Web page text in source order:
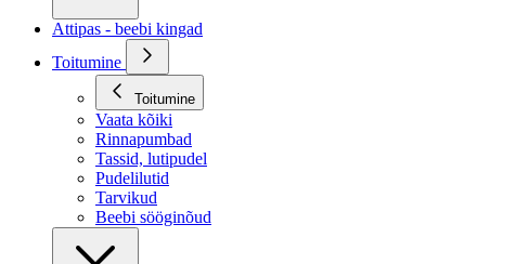
Attipas - beebi kingad
Toitumine
Toitumine
Vaata kõiki
Rinnapumbad
Tassid, lutipudel
Pudelilutid
Tarvikud
Beebi sööginõud